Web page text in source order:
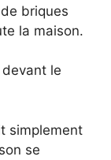
briques
la maison.
le
simplement
se